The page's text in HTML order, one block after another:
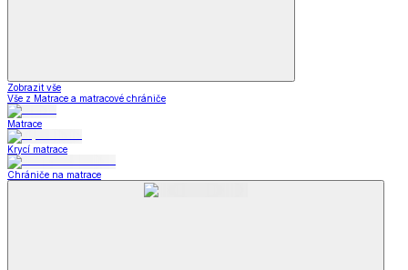
Zobrazit vše
Vše z Matrace a matracové chrániče
Matrace
Krycí matrace
Chrániče na matrace